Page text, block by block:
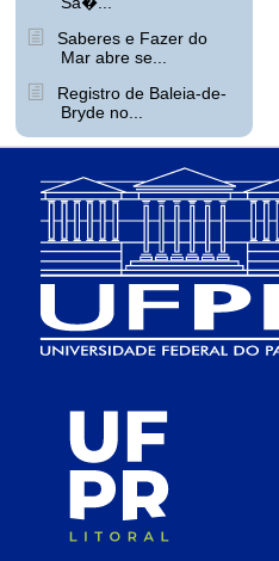
Saberes e Fazer do
Mar abre se...
Registro de Baleia-de-
Bryde no...